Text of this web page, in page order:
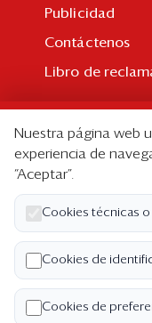
Publicidad
Contáctenos
Libro de
Suscripción
Paquetes
Edición Impresa
Nosotros
Quiénes somos
Código de ética
Nuestra página web
experiencia de
“Aceptar”.
Cookies técnicas o
Cookies de
Cookies de